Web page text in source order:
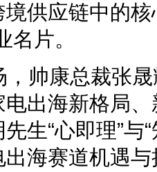
供应链中的
名片。
，帅康总裁张
出海新格局
生“心即理”与
海赛道机遇